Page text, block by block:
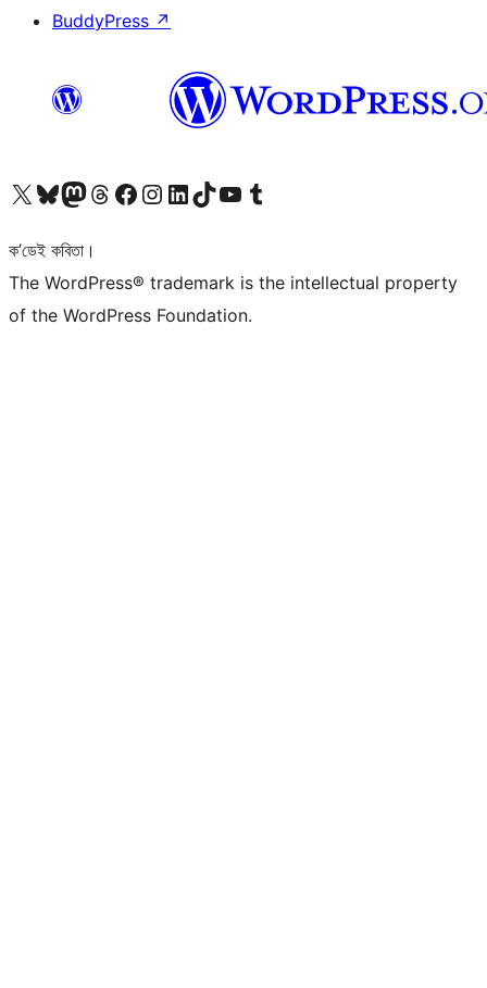
BuddyPress ↗
আমাৰ X (আগৰ Twitter) একাউণ্টলৈ যাওকআমাৰ Bluesky একাউণ্টলৈ যাওকআমাৰ Mastodon একাউণ্টলৈ যাওকআমাৰ Threads একাউণ্টলৈ যাওকআমাৰ Facebook পৃষ্ঠালৈ যাওকআমাৰ Instagram একাউণ্টলৈ যাওকআমাৰ LinkedIn একাউণ্টলৈ যাওকআমাৰ TikTok একাউণ্টলৈ যাওকআমাৰ YouTube চেনেললৈ যাওকআমাৰ Tumblr একাউণ্টলৈ যাওক
ক’ডেই কবিতা।
The WordPress® trademark is the intellectual property
of the WordPress Foundation.